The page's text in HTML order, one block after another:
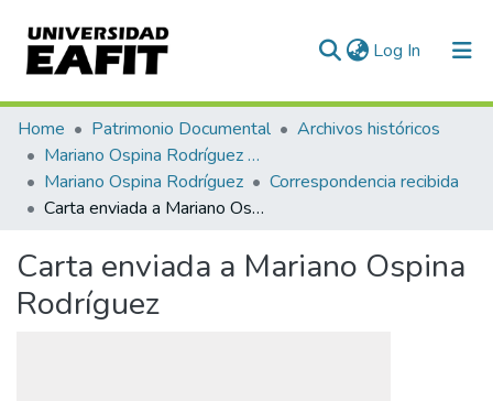
Log In (current)
Communities & Collections
All of DSpace
Statistics
Home Patrimonio Documental
Archivos históricos
Mariano Ospina Rodríguez (1826 -1912)
Mariano Ospina Rodríguez
Correspondencia recibida
Carta enviada a Mariano Ospina Rodríguez
Carta enviada a Mariano Ospina
Rodríguez